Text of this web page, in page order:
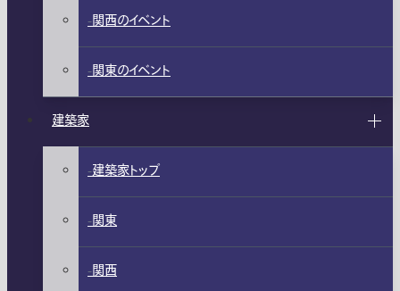
関西のイベント
関東のイベント
建築家
建築家トップ
関東
関西